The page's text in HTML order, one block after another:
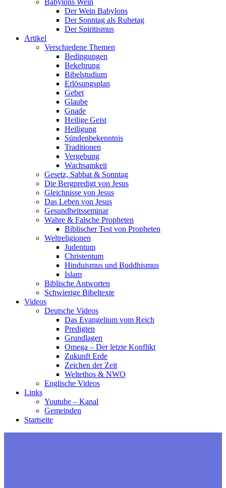
Babylons Wein
Der Wein Babylons
Der Sonntag als Ruhetag
Der Spiritismus
Artikel
Verschiedene Themen
Bedingungen
Bekehrung
Bibelstudium
Erlösungsplan
Gebet
Glaube
Gnade
Heilige Geist
Heiligung
Sündenbekenntnis
Traditionen
Vergebung
Wachsamkeit
Gesetz, Sabbat & Sonntag
Die Bergpredigt von Jesus
Gleichnisse von Jesus
Das Leben von Jesus
Gesundheitsseminar
Wahre & Falsche Propheten
Biblischer Test von Propheten
Weltreligionen
Judentum
Christentum
Hinduismus und Buddhismus
Islam
Biblische Antworten
Schwierige Bibeltexte
Videos
Deutsche Videos
Das Evangelium vom Reich
Predigten
Grundlagen
Omega – Der letzte Konflikt
Zukunft Erde
Zeichen der Zeit
Weltethos & NWO
Englische Videos
Links
Youtube – Kanal
Gemeinden
Startseite